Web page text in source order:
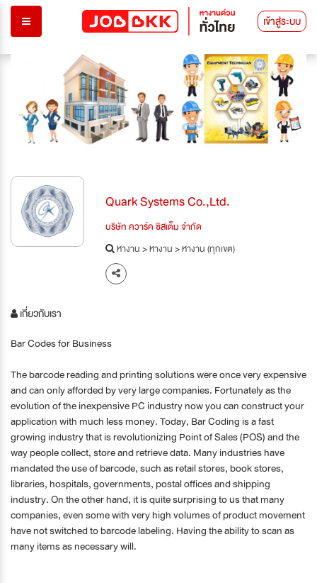
เข้าสู่ระบบ
Next
Quark Systems Co.,Ltd.
บริษัท ควาร์ค ซิสเต็ม จำกัด
หางาน>หางาน>หางาน (ทุกเขต)
เกี่ยวกับเรา
Bar Codes for Business
The barcode reading and printing solutions were once very expensive
and can only afforded by very large companies. Fortunately as the
evolution of the inexpensive PC industry now you can construct your
application with much less money. Today, Bar Coding is a fast
growing industry that is revolutionizing Point of Sales (POS) and the
way people collect, store and retrieve data. Many industries have
mandated the use of barcode, such as retail stores, book stores,
libraries, hospitals, governments, postal offices and shipping
industry. On the other hand, it is quite surprising to us that many
companies, even some with very high volumes of product movement
have not switched to barcode labeling. Having the ability to scan as
many items as necessary will.